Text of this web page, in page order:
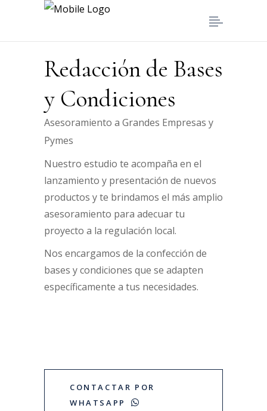
Redacción de Bases
y Condiciones
Asesoramiento a Grandes Empresas y
Pymes
Nuestro estudio te acompaña en el
lanzamiento y presentación de nuevos
productos y te brindamos el más amplio
asesoramiento para adecuar tu
proyecto a la regulación local.
Nos encargamos de la confección de
bases y condiciones que se adapten
específicamente a tus necesidades.
CONTACTAR POR
WHATSAPP